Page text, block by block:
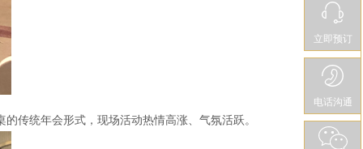
传统年会形式，现场活动热情高涨、气氛活跃。
立即预订
电话沟通